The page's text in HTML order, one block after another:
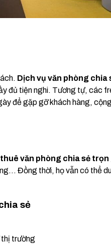
Dịch vụ văn phòng chia
đủ tiện nghi. Tương tự, các
để gặp gỡ khách hàng,
thuê văn phòng chia sẻ trọn
Đồng thời, họ vẫn có thể
sẻ
thị trường